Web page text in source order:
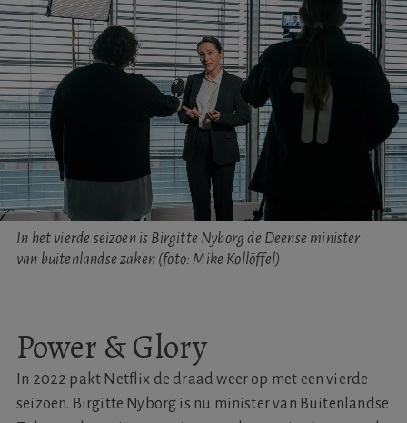
In het vierde seizoen is Birgitte Nyborg de Deense minister
van buitenlandse zaken (foto: Mike Kollöffel)
Power & Glory
In 2022 pakt Netflix de draad weer op met een vierde
seizoen. Birgitte Nyborg is nu minister van Buitenlandse